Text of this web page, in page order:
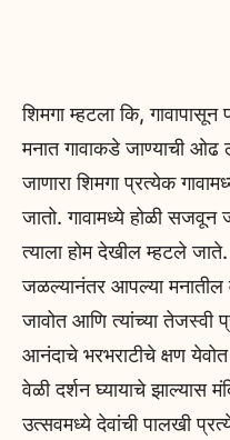
शिमगा म्हटला कि, गावापासून
मनात गावाकडे जाण्याची
जाणारा शिमगा प्रत्येक
जातो. गावामध्ये होळी
त्याला होम देखील म्हटले
जळल्यानंतर आपल्या मनातील
जावोत आणि त्यांच्या
आनंदाचे भरभराटीचे क्षण
वेळी दर्शन घ्यायाचे झाल्यास
उत्सवमध्ये देवांची पालखी